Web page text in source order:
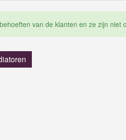
van de klanten en ze zijn niet